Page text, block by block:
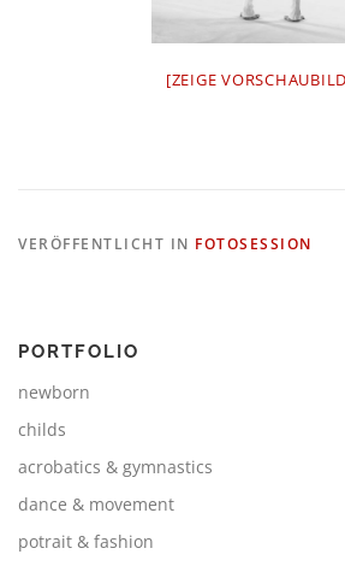
[ZEIGE
VERÖFFENTLICHT IN FOTOSESSION
PORTFOLIO
newborn
childs
acrobatics & gymnastics
dance & movement
potrait & fashion